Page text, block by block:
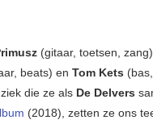
(gitaar, toetsen,
beats) en Tom Kets
die ze als De Delvers
(2018), zetten ze ons